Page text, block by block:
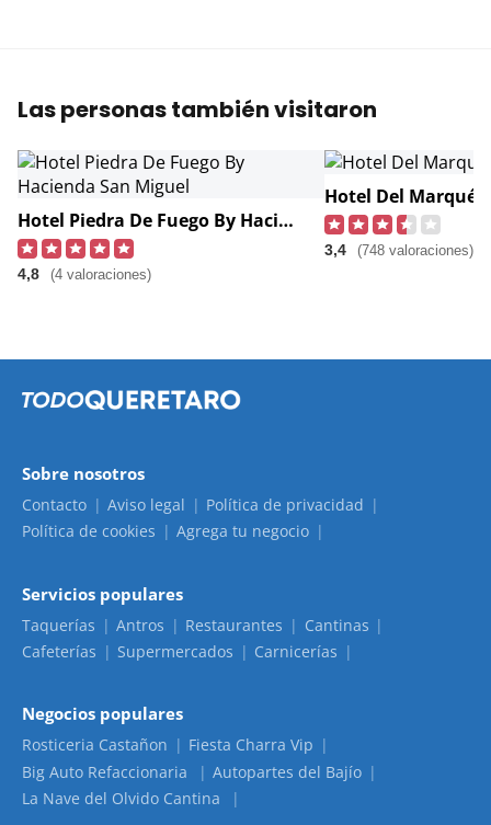
Las personas también visitaron
Hotel Piedra De Fuego By Hacienda San Miguel
4,8 (4 valoraciones)
Hotel Del Marqués
3,4 (748 valoraciones)
Sobre nosotros
Contacto Aviso legal
Política de privacidad
Política de cookies
Agrega tu negocio
Servicios populares
Taquerías Antros Restaurantes
Cantinas
Cafeterías
Supermercados Carnicerías
Negocios populares
Rosticeria Castañon
Fiesta Charra Vip
Big Auto Refaccionaria
Autopartes del Bajío
La Nave del Olvido Cantina